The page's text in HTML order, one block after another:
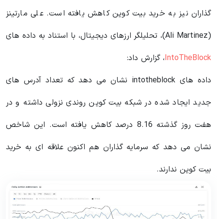
گذاران نیز به خرید بیت کوین کاهش یافته است. علی مارتینز
(Ali Martinez)، تحلیلگر ارزهای دیجیتال، با استناد به داده های
IntoTheBlock، گزارش داد:
داده های intotheblock نشان می دهد که تعداد آدرس های
جدید ایجاد شده در شبکه بیت کوین روندی نزولی داشته و در
هفت روز گذشته 8.16 درصد کاهش یافته است. این شاخص
نشان می دهد که سرمایه گذاران هم اکنون علاقه ای به خرید
بیت کوین ندارند.